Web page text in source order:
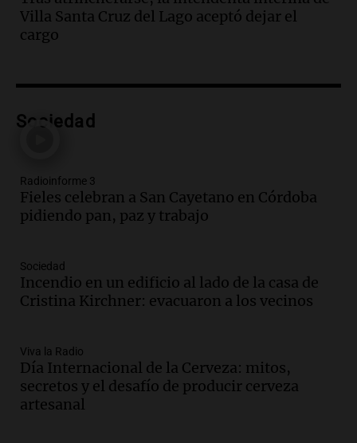
Audio.La inflación en Buenos Aires
alcanza el 2,9% en julio, generando
Audio.
Panorama Federal
Episodios
Audio.Docentes de Jujuy denuncian
Panorama Federal
Episodios
Audio.Siniestro vial en Salta: una mujer
vehículo
Panorama Federal
Episodios
Audio.
Docentes de Jujuy enfrentan
Villa Santa Cruz del Lago aceptó dejar el
cargo
Sociedad
Radioinforme 3
Fieles celebran a San Cayetano en Córdoba
pidiendo pan, paz y trabajo
Sociedad
Incendio en un edificio al lado de la casa de
Cristina Kirchner: evacuaron a los vecinos
Viva la Radio
Día Internacional de la Cerveza: mitos,
secretos y el desafío de producir cerveza
artesanal